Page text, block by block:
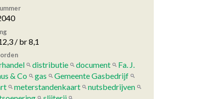
/ br 8,1
distributie document
Fa. J.
& Co
gas
Gemeente Gasbedrijf
meterstandenkaart
nutsbedrijven